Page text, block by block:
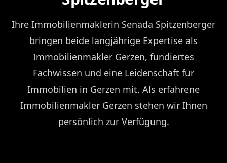
Ihre Immobilienmaklerin Senada Spitzenberger
bringen beide langjährige Expertise als
Immobilienmakler Gerzen, fundiertes
Fachwissen und eine Leidenschaft für
Immobilien in Gerzen mit. Als erfahrene
Immobilienmakler Gerzen stehen wir Ihnen
persönlich zur Verfügung.